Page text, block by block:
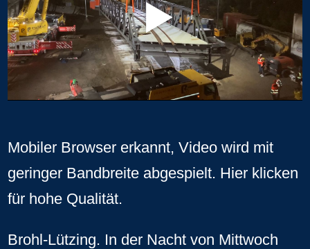
Mobiler Browser erkannt, Video wird mit
geringer Bandbreite abgespielt. Hier klicken
für hohe Qualität.
Brohl-Lützing. In der Nacht von Mittwoch